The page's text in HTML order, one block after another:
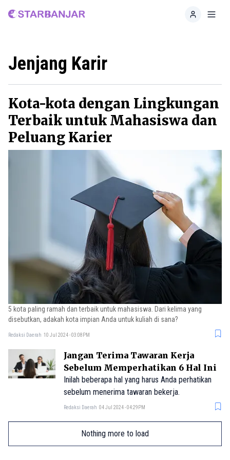
Home
Jenjang Karir
Kota-kota dengan Lingkungan
Terbaik untuk Mahasiswa dan
Peluang Karier
5 kota paling ramah dan terbaik untuk mahasiswa. Dari kelima yang
disebutkan, adakah kota impian Anda untuk kuliah di sana?
Redaksi Daerah 10 Jul 2024 - 03:08PM
Jangan Terima Tawaran Kerja
Sebelum Memperhatikan 6 Hal Ini
Inilah beberapa hal yang harus Anda perhatikan
sebelum menerima tawaran bekerja.
Redaksi Daerah 04 Jul 2024 - 04:29PM
Nothing more to load